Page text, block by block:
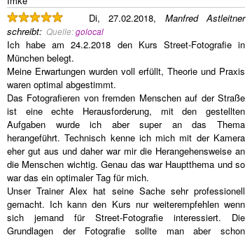
Di, 27.02.2018, Manfred Astleitner
schreibt: Quelle:golocal
Ich habe am 24.2.2018 den Kurs Street-Fotografie in
München belegt.
Meine Erwartungen wurden voll erfüllt, Theorie und Praxis
waren optimal abgestimmt.
Das Fotografieren von fremden Menschen auf der Straße
ist eine echte Herausforderung, mit den gestellten
Aufgaben wurde ich aber super an das Thema
herangeführt. Technisch kenne ich mich mit der Kamera
eher gut aus und daher war mir die Herangehensweise an
die Menschen wichtig. Genau das war Hauptthema und so
war das ein optimaler Tag für mich.
Unser Trainer Alex hat seine Sache sehr professionell
gemacht. Ich kann den Kurs nur weiterempfehlen wenn
sich jemand für Street-Fotografie interessiert. Die
Grundlagen der Fotografie sollte man aber schon